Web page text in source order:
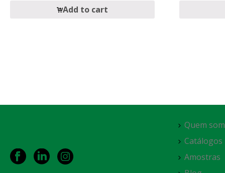
Add to cart
Quem
Catálogos
Amostras